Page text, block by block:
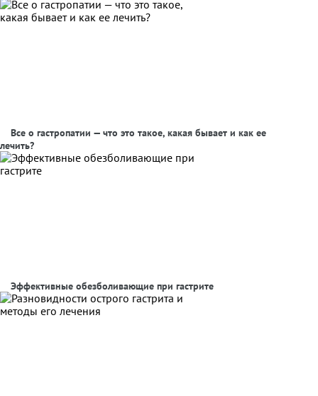
Все о гастропатии — что это такое, какая бывает и как ее
лечить?
Эффективные обезболивающие при гастрите